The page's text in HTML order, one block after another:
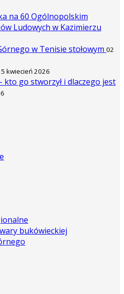
na 60 Ogólnopolskim
Ludowych w Kazimierzu
w Tenisie stołowym 02
kwiecień 2026
go stworzył i dlaczego jest
bukówieckiej